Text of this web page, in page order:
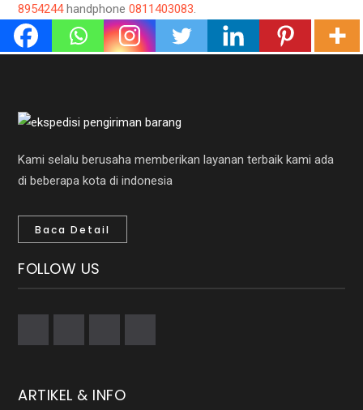
8954244 handphone 0811403083
Kami selalu berusaha memberikan layanan terbaik kami ada
di beberapa kota di indonesia
Baca Detail
FOLLOW US
ARTIKEL & INFO